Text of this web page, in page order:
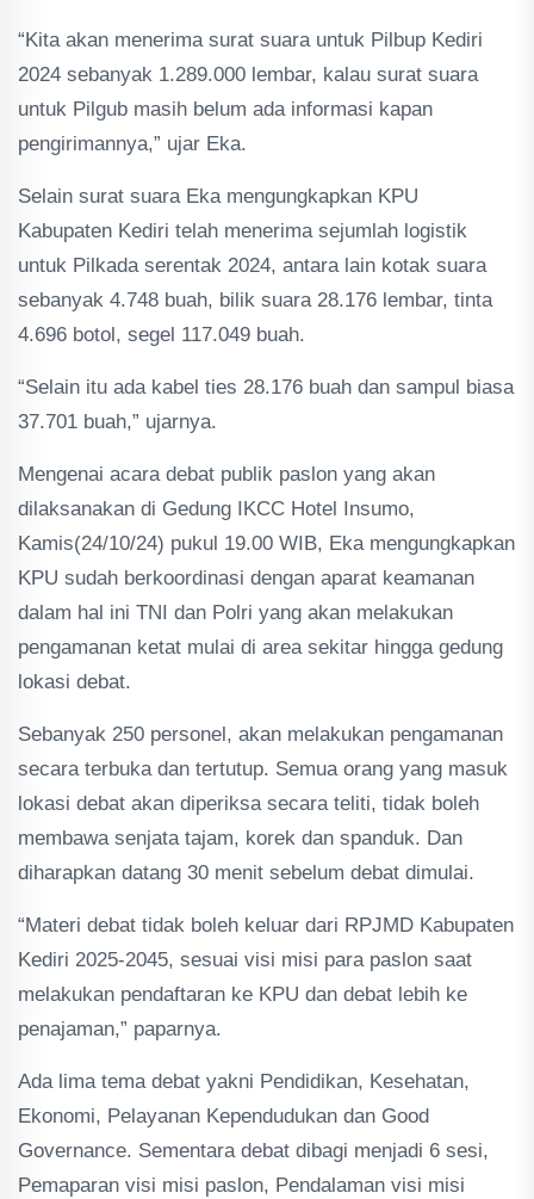
“Kita akan menerima surat suara untuk Pilbup Kediri
2024 sebanyak 1.289.000 lembar, kalau surat suara
untuk Pilgub masih belum ada informasi kapan
pengirimannya,” ujar Eka.
Selain surat suara Eka mengungkapkan KPU
Kabupaten Kediri telah menerima sejumlah logistik
untuk Pilkada serentak 2024, antara lain kotak suara
sebanyak 4.748 buah, bilik suara 28.176 lembar, tinta
4.696 botol, segel 117.049 buah.
“Selain itu ada kabel ties 28.176 buah dan sampul biasa
37.701 buah,” ujarnya.
Mengenai acara debat publik paslon yang akan
dilaksanakan di Gedung IKCC Hotel Insumo,
Kamis(24/10/24) pukul 19.00 WIB, Eka mengungkapkan
KPU sudah berkoordinasi dengan aparat keamanan
dalam hal ini TNI dan Polri yang akan melakukan
pengamanan ketat mulai di area sekitar hingga gedung
lokasi debat.
Sebanyak 250 personel, akan melakukan pengamanan
secara terbuka dan tertutup. Semua orang yang masuk
lokasi debat akan diperiksa secara teliti, tidak boleh
membawa senjata tajam, korek dan spanduk. Dan
diharapkan datang 30 menit sebelum debat dimulai.
“Materi debat tidak boleh keluar dari RPJMD Kabupaten
Kediri 2025-2045, sesuai visi misi para paslon saat
melakukan pendaftaran ke KPU dan debat lebih ke
penajaman,” paparnya.
Ada lima tema debat yakni Pendidikan, Kesehatan,
Ekonomi, Pelayanan Kependudukan dan Good
Governance. Sementara debat dibagi menjadi 6 sesi,
Pemaparan visi misi paslon, Pendalaman visi misi